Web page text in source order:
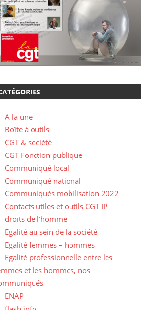
A la une
Boîte à outils
CGT & société
CGT Fonction publique
Communiqué local
Communiqué national
Communiqués mobilisation 2022
Contacts utiles et outils CGT IP
droits de l'homme
Egalité au sein de la société
Egalité femmes – hommes
Egalité professionnelle entre les
et les hommes, nos
ENAP